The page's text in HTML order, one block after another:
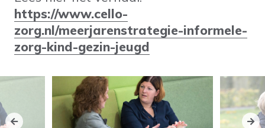
https://www.cello-
zorg.nl/meerjarenstrategie-informele-
zorg-kind-gezin-jeugd